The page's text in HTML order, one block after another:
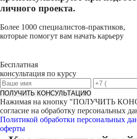
личного проекта.
Более 1000 специалистов-практиков,
которые помогут вам начать карьеру
Бесплатная
консультация по курсу
ПОЛУЧИТЬ КОНСУЛЬТАЦИЮ
Нажимая на кнопку "ПОЛУЧИТЬ
согласие на обработку персональных
Политикой обработки персональных
оферты